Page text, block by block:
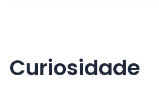
Curiosidade